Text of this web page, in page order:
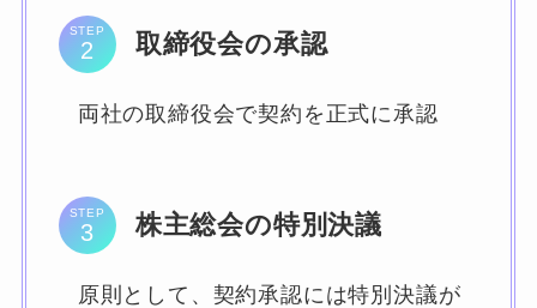
STEP 取締役会の承認
両社の取締役会で契約を正式に承認
STEP 株主総会の特別決議
原則として、契約承認には特別決議が